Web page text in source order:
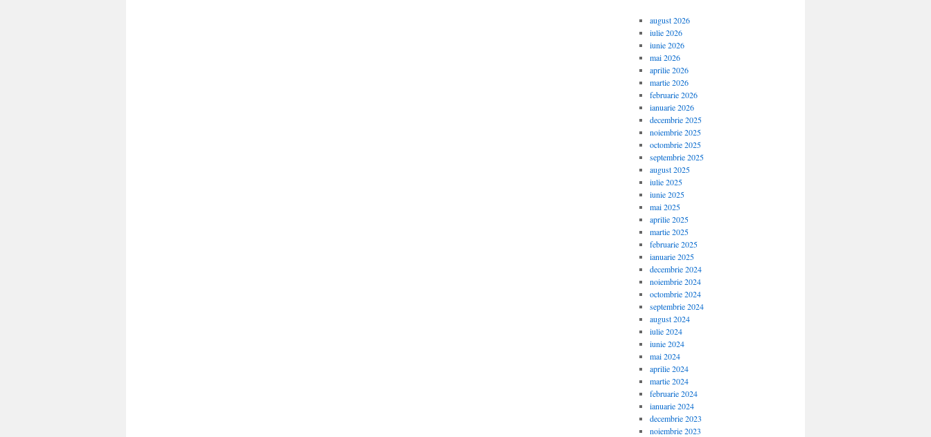
august 2026
iulie 2026
iunie 2026
mai 2026
aprilie 2026
martie 2026
februarie 2026
ianuarie 2026
decembrie 2025
noiembrie 2025
octombrie 2025
septembrie 2025
august 2025
iulie 2025
iunie 2025
mai 2025
aprilie 2025
martie 2025
februarie 2025
ianuarie 2025
decembrie 2024
noiembrie 2024
octombrie 2024
septembrie 2024
august 2024
iulie 2024
iunie 2024
mai 2024
aprilie 2024
martie 2024
februarie 2024
ianuarie 2024
decembrie 2023
noiembrie 2023